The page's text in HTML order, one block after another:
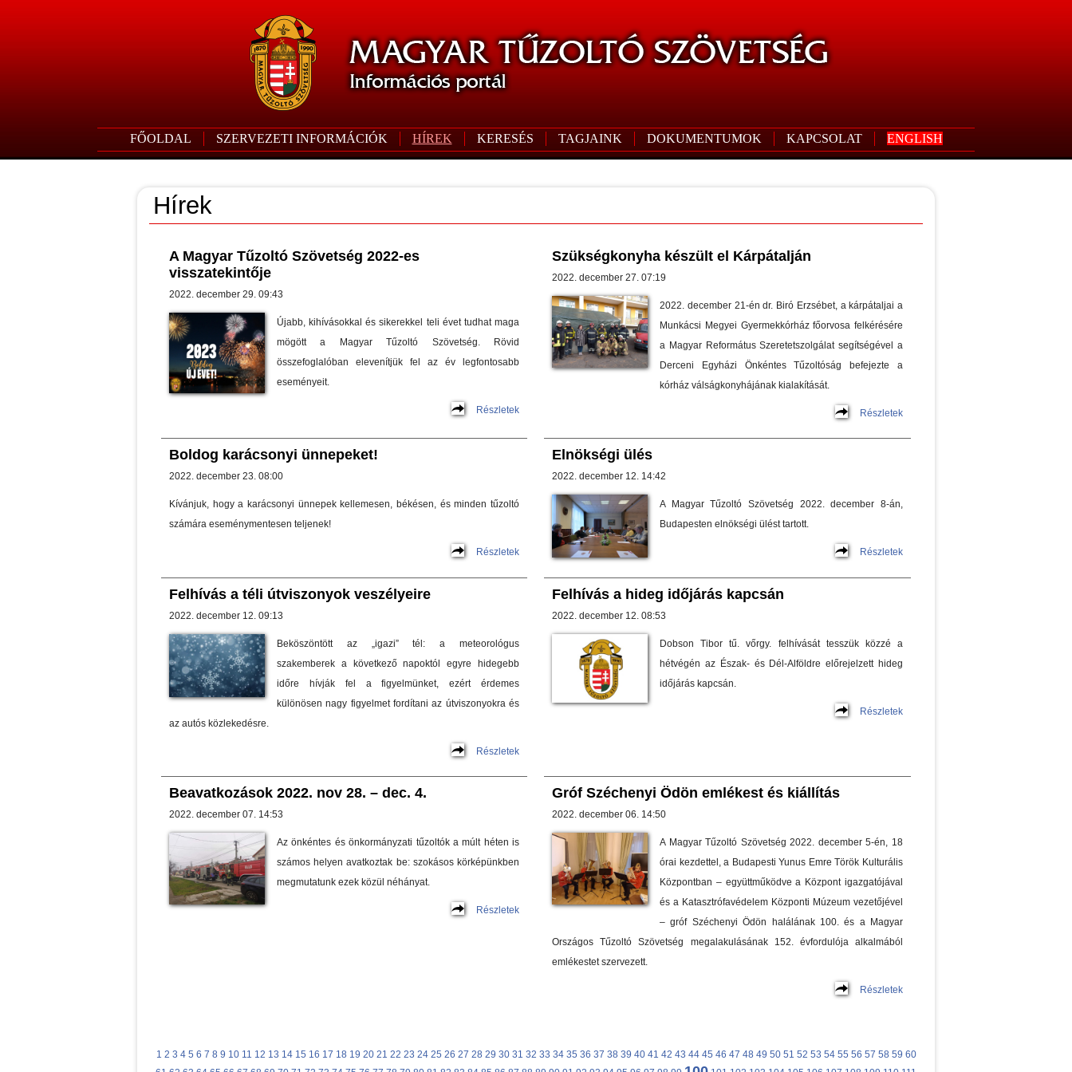
FŐOLDAL SZERVEZETI INFORMÁCIÓK HÍREK KERESÉS TAGJAINK DOKUMENTUMOK KAPCSOLAT ENGLISH
Hírek
A Magyar Tűzoltó Szövetség 2022-es
visszatekintője
2022. december 29. 09:43
Újabb, kihívásokkal és sikerekkel teli évet tudhat maga
mögött a Magyar Tűzoltó Szövetség. Rövid
összefoglalóban elevenítjük fel az év legfontosabb
eseményeit.
Részletek
Szükségkonyha készült el Kárpátalján
2022. december 27. 07:19
2022. december 21-én dr. Biró Erzsébet, a kárpátaljai a
Munkácsi Megyei Gyermekkórház főorvosa felkérésére
a Magyar Református Szeretetszolgálat segítségével a
Derceni Egyházi Önkéntes Tűzоltóság befejezte a
kórház válságkonyhájának kialakítását.
Részletek
Boldog karácsonyi ünnepeket!
2022. december 23. 08:00
Kívánjuk, hogy a karácsonyi ünnepek kellemesen, békésen, és minden tűzoltó
számára eseménymentesen teljenek!
Részletek
Elnökségi ülés
2022. december 12. 14:42
A Magyar Tűzoltó Szövetség 2022. december 8-án,
Budapesten elnökségi ülést tartott.
Részletek
Felhívás a téli útviszonyok veszélyeire
2022. december 12. 09:13
Beköszöntött az „igazi” tél: a meteorológus
szakemberek a következő napoktól egyre hidegebb
időre hívják fel a figyelmünket, ezért érdemes
különösen nagy figyelmet fordítani az útviszonyokra és
az autós közlekedésre.
Részletek
Felhívás a hideg időjárás kapcsán
2022. december 12. 08:53
Dobson Tibor tű. vőrgy. felhívását tesszük közzé a
hétvégén az Észak- és Dél-Alföldre előrejelzett hideg
időjárás kapcsán.
Részletek
Beavatkozások 2022. nov 28. – dec. 4.
2022. december 07. 14:53
Az önkéntes és önkormányzati tűzoltók a múlt héten is
számos helyen avatkoztak be: szokásos körképünkben
megmutatunk ezek közül néhányat.
Részletek
Gróf Széchenyi Ödön emlékest és kiállítás
2022. december 06. 14:50
A Magyar Tűzoltó Szövetség 2022. december 5-én, 18
órai kezdettel, a Budapesti Yunus Emre Török Kulturális
Központban – együttműködve a Központ igazgatójával
és a Katasztrófavédelem Központi Múzeum vezetőjével
– gróf Széchenyi Ödön halálának 100. és a Magyar
Országos Tűzoltó Szövetség megalakulásának 152. évfordulója alkalmából
emlékestet szervezett.
Részletek
1 2 3 4 5 6 7 8 9 10 11 12 13 14 15 16 17 18 19 20 21 22 23 24 25 26 27 28 29 30 31 32 33 34 35 36 37 38 39 40 41 42 43 44 45 46 47 48 49 50 51 52 53 54 55 56 57 58 59 60